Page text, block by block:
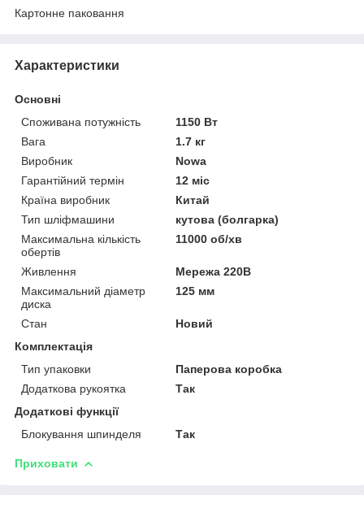
Картонне паковання
Характеристики
Основні
Споживана потужність
1150 Вт
Вага
1.7 кг
Виробник
Nowa
Гарантійний термін
12 міс
Країна виробник
Китай
Тип шліфмашини
кутова (болгарка)
Максимальна кількість
обертів
11000 об/хв
Живлення
Мережа 220В
Максимальний діаметр
диска
125 мм
Стан
Новий
Комплектація
Тип упаковки
Паперова коробка
Додаткова рукоятка
Так
Додаткові функції
Блокування шпинделя
Так
Приховати